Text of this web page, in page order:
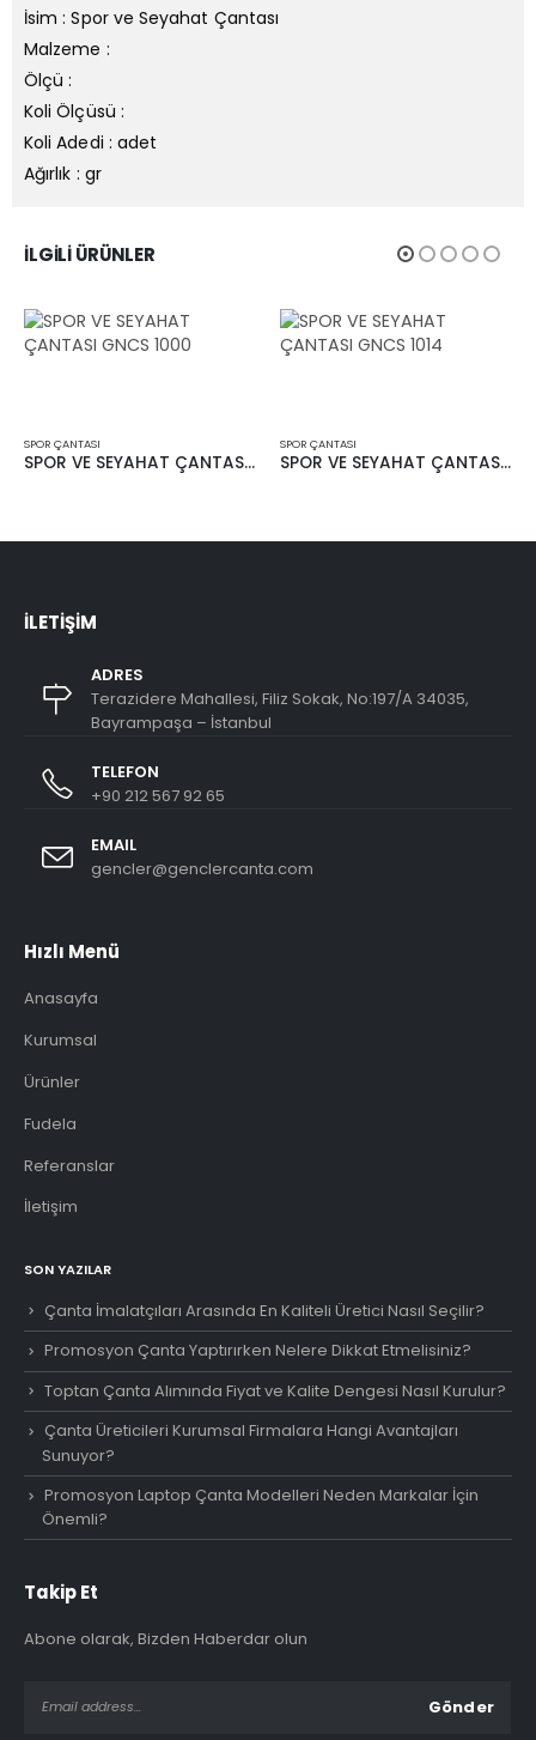
İsim : Spor ve Seyahat Çantası
Malzeme :
Ölçü :
Koli Ölçüsü :
Koli Adedi : adet
Ağırlık : gr
İLGILI ÜRÜNLER
SPOR ÇANTASI
SPOR VE SEYAHAT ÇANTASI GNCS 1000
SPOR ÇANTASI
SPOR VE SEYAHAT ÇANTASI GNCS 1014
İLETIŞIM
ADRES
Terazidere Mahallesi, Filiz Sokak, No:197/A 34035,
Bayrampaşa – İstanbul
TELEFON
+90 212 567 92 65
EMAIL
gencler@genclercanta.com
Hızlı Menü
Anasayfa
Kurumsal
Ürünler
Fudela
Referanslar
İletişim
SON YAZILAR
Çanta İmalatçıları Arasında En Kaliteli Üretici Nasıl Seçilir?
Promosyon Çanta Yaptırırken Nelere Dikkat Etmelisiniz?
Toptan Çanta Alımında Fiyat ve Kalite Dengesi Nasıl Kurulur?
Çanta Üreticileri Kurumsal Firmalara Hangi Avantajları
Sunuyor?
Promosyon Laptop Çanta Modelleri Neden Markalar İçin
Önemli?
Takip Et
Abone olarak, Bizden Haberdar olun